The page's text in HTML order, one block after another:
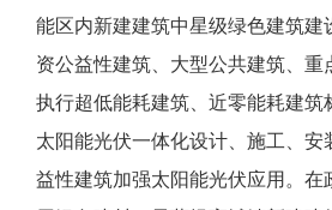
能区内新建建筑中星级绿色建筑建
资公益性建筑、大型公共建筑、重
执行超低能耗建筑、近零能耗建筑
太阳能光伏一体化设计、施工、安
益性建筑加强太阳能光伏应用。在